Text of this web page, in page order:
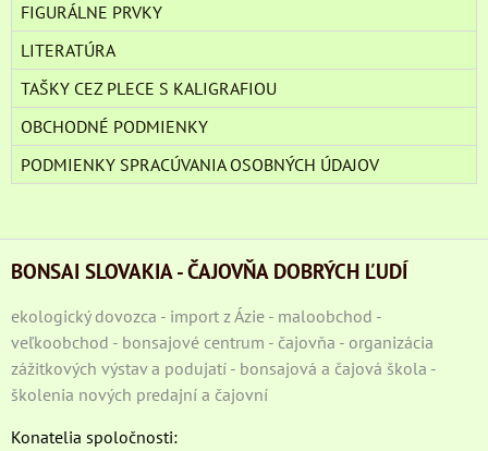
FIGURÁLNE PRVKY
LITERATÚRA
TAŠKY CEZ PLECE S KALIGRAFIOU
OBCHODNÉ PODMIENKY
PODMIENKY SPRACÚVANIA OSOBNÝCH ÚDAJOV
BONSAI SLOVAKIA - ČAJOVŇA DOBRÝCH ĽUDÍ
ekologický dovozca - import z Ázie - maloobchod -
veľkoobchod - bonsajové centrum - čajovňa - organizácia
zážitkových výstav a podujatí - bonsajová a čajová škola -
školenia nových predajní a čajovní
Konatelia spoločnosti: